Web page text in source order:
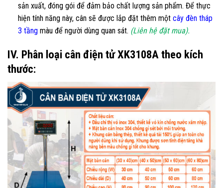
sản xuất, đóng gói để đảm bảo chất lượng sản phẩm. Để thực
hiện tính năng này, cân sẽ được lắp đặt thêm một cây đèn tháp
3 tầngmàu để người dùng quan sát. (Liên hệ đặt mua).
IV. Phân loại cân điện tử XK3108A theo kích
thước: